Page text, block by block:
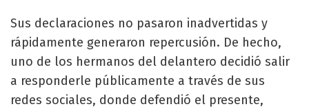
Sus declaraciones no pasaron inadvertidas y
rápidamente generaron repercusión. De hecho,
uno de los hermanos del delantero decidió salir
a responderle públicamente a través de sus
redes sociales, donde defendió el presente,